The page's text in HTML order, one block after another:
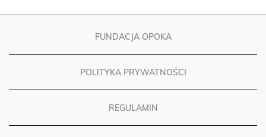
FUNDACJA OPOKA
POLITYKA PRYWATNOŚCI
REGULAMIN